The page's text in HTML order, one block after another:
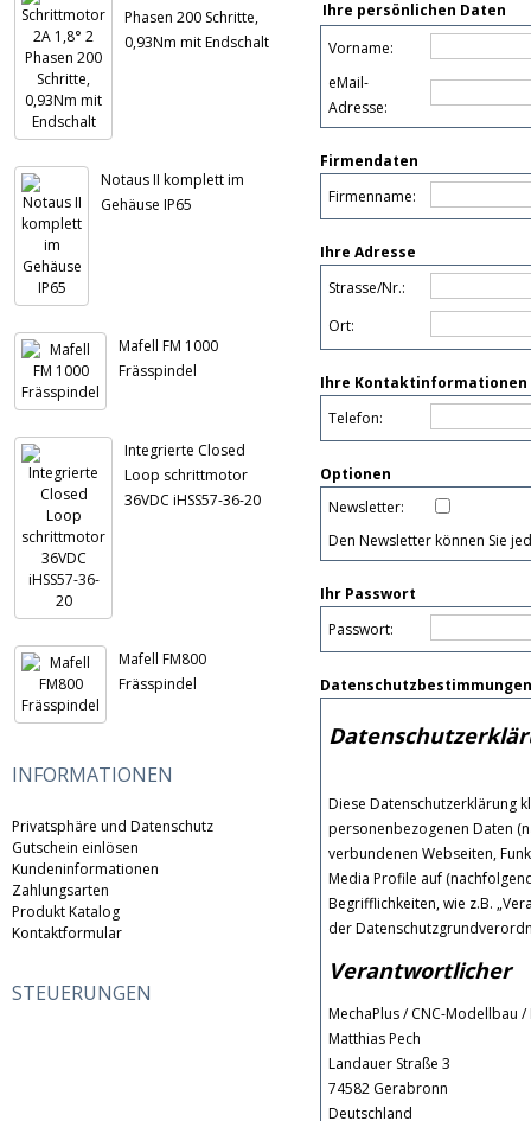
Phasen 200 Schritte,
0,93Nm mit Endschalt
Notaus II komplett im
Gehäuse IP65
Mafell FM 1000
Frässpindel
Integrierte Closed
Loop schrittmotor
36VDC iHSS57-36-20
Mafell FM800
Frässpindel
INFORMATIONEN
Privatsphäre und Datenschutz
Gutschein einlösen
Kundeninformationen
Zahlungsarten
Produkt Katalog
Kontaktformular
STEUERUNGEN
Ihre persönlichen Daten
Vorname:
eMail-
Adresse:
Firmendaten
Firmenname:
Ihre Adresse
Strasse/Nr.:
Ort:
Ihre Kontaktinformationen
Telefon:
Optionen
Newsletter:
Den Newsletter können Sie
Ihr Passwort
Passwort:
Diese Datenschutzerklärung
personenbezogenen Daten
verbundenen Webseiten,
Media Profile auf
Begrifflichkeiten, wie z.B.
der
Verantwortlicher
MechaPlus / CNC-Modellbau /
Matthias Pech
Landauer Straße 3
74582 Gerabronn
Deutschland